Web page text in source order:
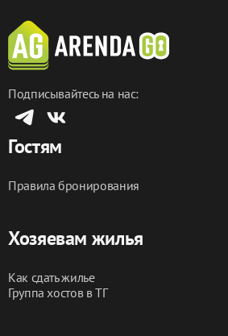
Подписывайтесь на нас:
Гостям
Правила бронирования
Хозяевам жилья
Как сдать жилье
Группа хостов в ТГ